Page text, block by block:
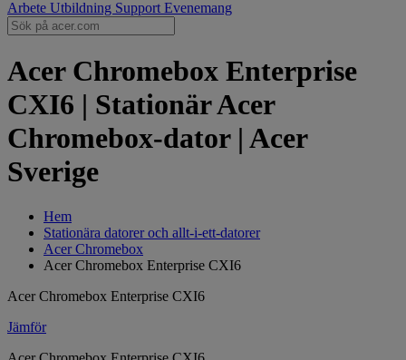
Arbete Utbildning Support Evenemang
Acer Chromebox Enterprise
CXI6 | Stationär Acer
Chromebox-dator | Acer
Sverige
Hem
Stationära datorer och allt-i-ett-datorer
Acer Chromebox
Acer Chromebox Enterprise CXI6
Acer Chromebox Enterprise CXI6
Jämför